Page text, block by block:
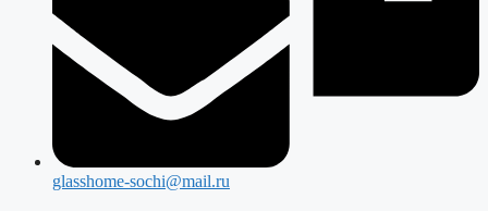
glasshome-sochi@mail.ru